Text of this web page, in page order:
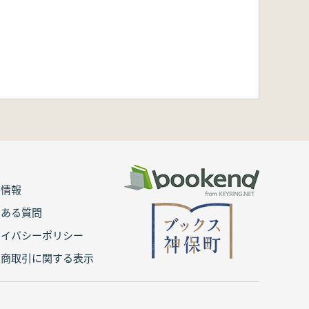
報
る質問
バシーポリシー
取引に関する表示